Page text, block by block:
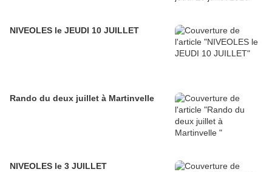
NIVEOLES le JEUDI 10 JUILLET
Rando du deux juillet à Martinvelle
NIVEOLES le 3 JUILLET